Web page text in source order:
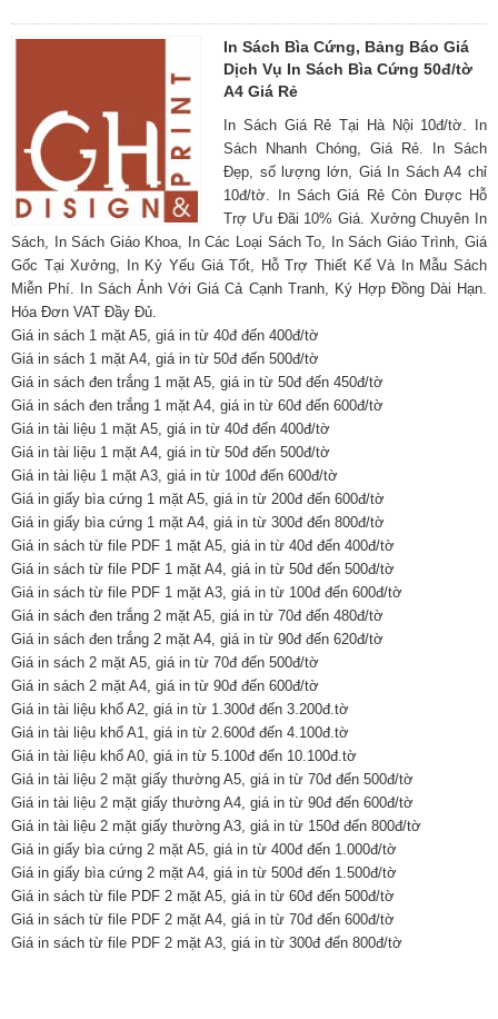
In Sách Bìa Cứng, Bảng Báo Giá
Dịch Vụ In Sách Bìa Cứng 50đ/tờ
A4 Giá Rẻ
In Sách Giá Rẻ Tại Hà Nội 10đ/tờ. In
Sách Nhanh Chóng, Giá Rẻ. In Sách
Đẹp, số lượng lớn, Giá In Sách A4 chỉ
10đ/tờ. In Sách Giá Rẻ Còn Được Hỗ
Trợ Ưu Đãi 10% Giá. Xưởng Chuyên In
Sách, In Sách Giáo Khoa, In Các Loại Sách To, In Sách Giáo Trình, Giá
Gốc Tại Xưởng, In Kỷ Yếu Giá Tốt, Hỗ Trợ Thiết Kế Và In Mẫu Sách
Miễn Phí. In Sách Ảnh Với Giá Cả Cạnh Tranh, Ký Hợp Đồng Dài Hạn.
Hóa Đơn VAT Đầy Đủ.
Giá in sách 1 mặt A5, giá in từ 40đ đến 400đ/tờ
Giá in sách 1 mặt A4, giá in từ 50đ đến 500đ/tờ
Giá in sách đen trắng 1 mặt A5, giá in từ 50đ đến 450đ/tờ
Giá in sách đen trắng 1 mặt A4, giá in từ 60đ đến 600đ/tờ
Giá in tài liệu 1 mặt A5, giá in từ 40đ đến 400đ/tờ
Giá in tài liệu 1 mặt A4, giá in từ 50đ đến 500đ/tờ
Giá in tài liệu 1 mặt A3, giá in từ 100đ đến 600đ/tờ
Giá in giấy bìa cứng 1 mặt A5, giá in từ 200đ đến 600đ/tờ
Giá in giấy bìa cứng 1 mặt A4, giá in từ 300đ đến 800đ/tờ
Giá in sách từ file PDF 1 mặt A5, giá in từ 40đ đến 400đ/tờ
Giá in sách từ file PDF 1 mặt A4, giá in từ 50đ đến 500đ/tờ
Giá in sách từ file PDF 1 mặt A3, giá in từ 100đ đến 600đ/tờ
Giá in sách đen trắng 2 mặt A5, giá in từ 70đ đến 480đ/tờ
Giá in sách đen trắng 2 mặt A4, giá in từ 90đ đến 620đ/tờ
Giá in sách 2 mặt A5, giá in từ 70đ đến 500đ/tờ
Giá in sách 2 mặt A4, giá in từ 90đ đến 600đ/tờ
Giá in tài liệu khổ A2, giá in từ 1.300đ đến 3.200đ.tờ
Giá in tài liệu khổ A1, giá in từ 2.600đ đến 4.100đ.tờ
Giá in tài liệu khổ A0, giá in từ 5.100đ đến 10.100đ.tờ
Giá in tài liệu 2 mặt giấy thường A5, giá in từ 70đ đến 500đ/tờ
Giá in tài liệu 2 mặt giấy thường A4, giá in từ 90đ đến 600đ/tờ
Giá in tài liệu 2 mặt giấy thường A3, giá in từ 150đ đến 800đ/tờ
Giá in giấy bìa cứng 2 mặt A5, giá in từ 400đ đến 1.000đ/tờ
Giá in giấy bìa cứng 2 mặt A4, giá in từ 500đ đến 1.500đ/tờ
Giá in sách từ file PDF 2 mặt A5, giá in từ 60đ đến 500đ/tờ
Giá in sách từ file PDF 2 mặt A4, giá in từ 70đ đến 600đ/tờ
Giá in sách từ file PDF 2 mặt A3, giá in từ 300đ đến 800đ/tờ